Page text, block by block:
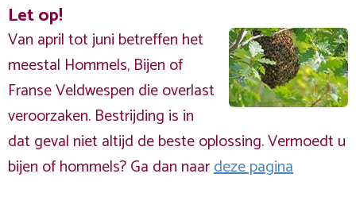
Let op!
Van april tot juni betreffen het
meestal Hommels, Bijen of
Franse Veldwespen die overlast
veroorzaken. Bestrijding is in
dat geval niet altijd de beste oplossing. Vermoedt u
bijen of hommels? Ga dan naardeze pagina